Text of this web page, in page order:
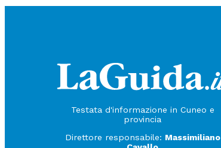
Testata d'informazione in Cuneo e
provincia
Direttore responsabile: Massimiliano